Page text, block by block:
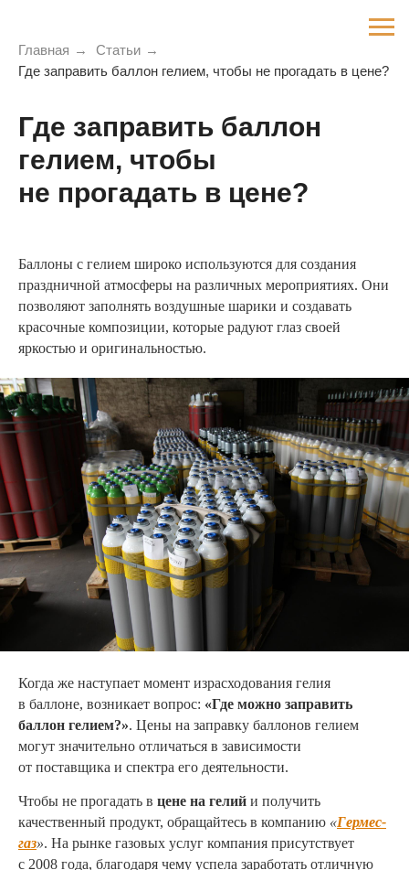
Главная → Статьи →
Где заправить баллон гелием, чтобы не прогадать в цене?
Где заправить баллон
гелием, чтобы
не прогадать в цене?
Баллоны с гелием широко используются для создания
праздничной атмосферы на различных мероприятиях. Они
позволяют заполнять воздушные шарики и создавать
красочные композиции, которые радуют глаз своей
яркостью и оригинальностью.
Когда же наступает момент израсходования гелия
в баллоне, возникает вопрос: «Где можно заправить
баллон гелием?». Цены на заправку баллонов гелием
могут значительно отличаться в зависимости
от поставщика и спектра его деятельности.
Чтобы не прогадать в цене на гелий и получить
качественный продукт, обращайтесь в компанию «Гермес-
газ». На рынке газовых услуг компания присутствует
с 2008 года, благодаря чему успела заработать отличную